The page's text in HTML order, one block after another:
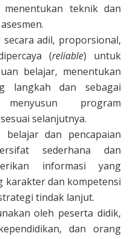
menentukan teknik dan
secara adil, proporsional,
(reliable) untuk
belajar, menentukan
langkah dan sebagai
program
selanjutnya.
belajar dan pencapaian
sederhana dan
informasi yang
karakter dan kompetensi
tindak lanjut.
oleh peserta didik,
dan orang